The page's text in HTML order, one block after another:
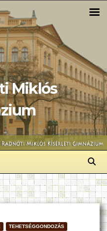
Miklós
TEHETSÉGGONDOZÁS